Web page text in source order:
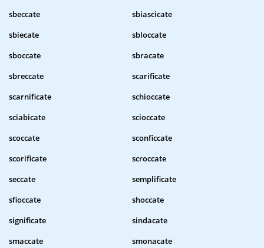
sbeccate
sbiascicate
sbiecate
sbloccate
sboccate
sbracate
sbreccate
scarificate
scarnificate
schioccate
sciabicate
scioccate
scoccate
sconficcate
scorificate
scroccate
seccate
semplificate
sfioccate
shoccate
significate
sindacate
smaccate
smonacate